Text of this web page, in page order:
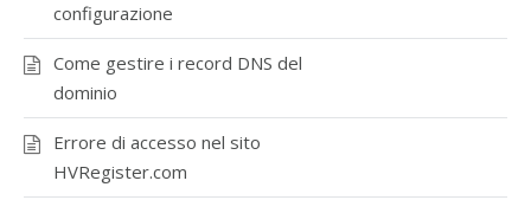
configurazione
Come gestire i record DNS del
dominio
Errore di accesso nel sito
HVRegister.com